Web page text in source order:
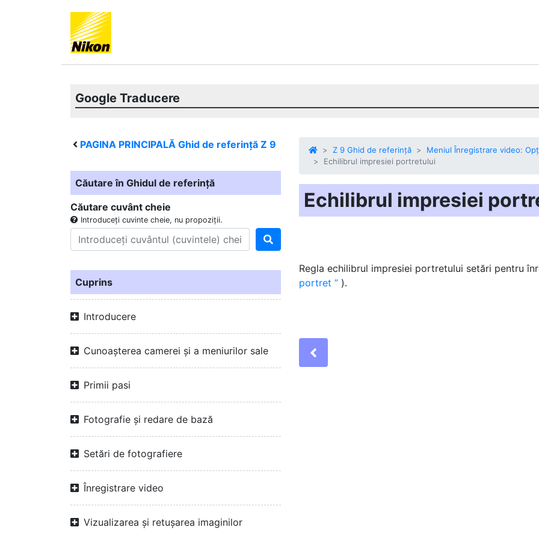
Google Traducere
PAGINA PRINCIPALĂ Ghid de referință Z 9
Căutare în Ghidul de referință
Căutare cuvânt cheie
Introduceți cuvinte cheie, nu propoziții.
Cuprins
Introducere
Cunoașterea camerei și a meniurilor sale
Primii pasi
Fotografie și redare de bază
Setări de fotografiere
Înregistrare video
Vizualizarea și retușarea imaginilor
Z 9 Ghid de referință
Meniul Înregistrare video:
Echilibrul impresiei portretului
Echilibrul impresiei
Regla echilibrul impresiei portretului setări pentru
portret
).